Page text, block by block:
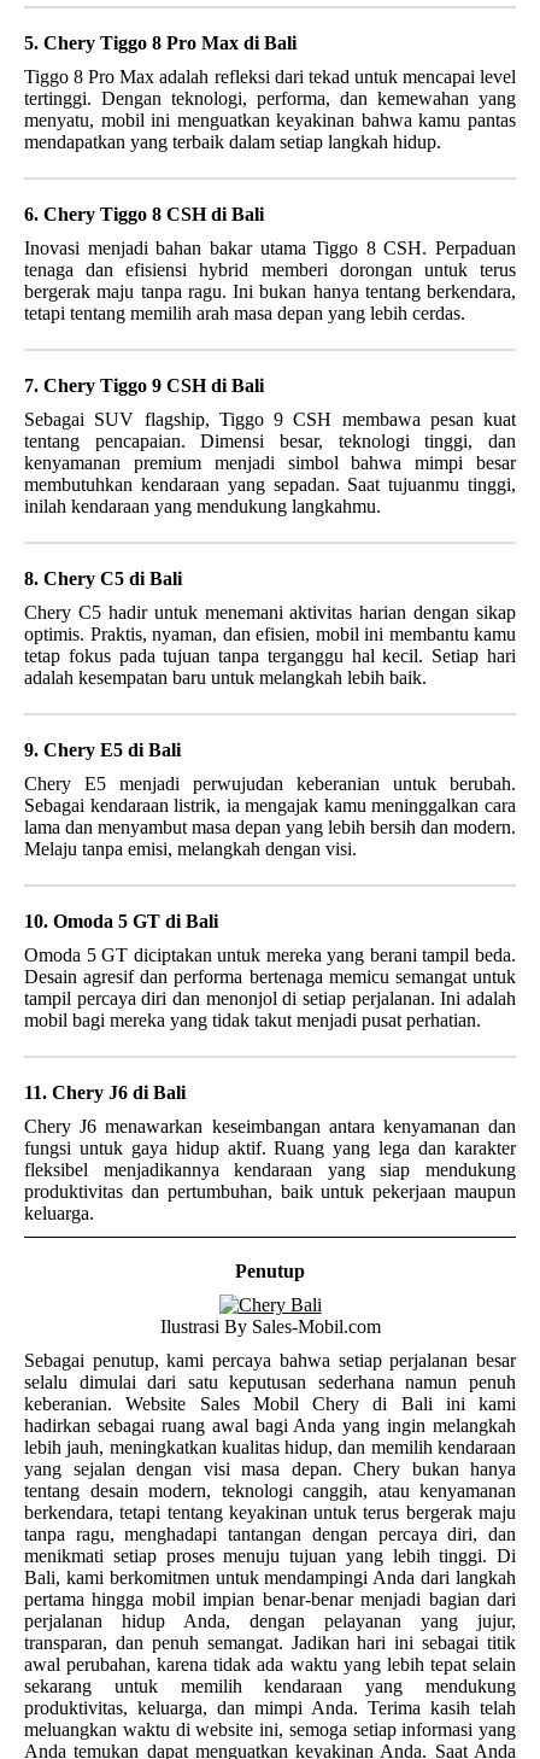
5. Chery Tiggo 8 Pro Max di Bali
Tiggo 8 Pro Max adalah refleksi dari tekad untuk mencapai level
tertinggi. Dengan teknologi, performa, dan kemewahan yang
menyatu, mobil ini menguatkan keyakinan bahwa kamu pantas
mendapatkan yang terbaik dalam setiap langkah hidup.
6. Chery Tiggo 8 CSH di Bali
Inovasi menjadi bahan bakar utama Tiggo 8 CSH. Perpaduan
tenaga dan efisiensi hybrid memberi dorongan untuk terus
bergerak maju tanpa ragu. Ini bukan hanya tentang berkendara,
tetapi tentang memilih arah masa depan yang lebih cerdas.
7. Chery Tiggo 9 CSH di Bali
Sebagai SUV flagship, Tiggo 9 CSH membawa pesan kuat
tentang pencapaian. Dimensi besar, teknologi tinggi, dan
kenyamanan premium menjadi simbol bahwa mimpi besar
membutuhkan kendaraan yang sepadan. Saat tujuanmu tinggi,
inilah kendaraan yang mendukung langkahmu.
8. Chery C5 di Bali
Chery C5 hadir untuk menemani aktivitas harian dengan sikap
optimis. Praktis, nyaman, dan efisien, mobil ini membantu kamu
tetap fokus pada tujuan tanpa terganggu hal kecil. Setiap hari
adalah kesempatan baru untuk melangkah lebih baik.
9. Chery E5 di Bali
Chery E5 menjadi perwujudan keberanian untuk berubah.
Sebagai kendaraan listrik, ia mengajak kamu meninggalkan cara
lama dan menyambut masa depan yang lebih bersih dan modern.
Melaju tanpa emisi, melangkah dengan visi.
10. Omoda 5 GT di Bali
Omoda 5 GT diciptakan untuk mereka yang berani tampil beda.
Desain agresif dan performa bertenaga memicu semangat untuk
tampil percaya diri dan menonjol di setiap perjalanan. Ini adalah
mobil bagi mereka yang tidak takut menjadi pusat perhatian.
11. Chery J6 di Bali
Chery J6 menawarkan keseimbangan antara kenyamanan dan
fungsi untuk gaya hidup aktif. Ruang yang lega dan karakter
fleksibel menjadikannya kendaraan yang siap mendukung
produktivitas dan pertumbuhan, baik untuk pekerjaan maupun
keluarga.
Penutup
Ilustrasi By Sales-Mobil.com
Sebagai penutup, kami percaya bahwa setiap perjalanan besar
selalu dimulai dari satu keputusan sederhana namun penuh
keberanian. Website Sales Mobil Chery di Bali ini kami
hadirkan sebagai ruang awal bagi Anda yang ingin melangkah
lebih jauh, meningkatkan kualitas hidup, dan memilih kendaraan
yang sejalan dengan visi masa depan. Chery bukan hanya
tentang desain modern, teknologi canggih, atau kenyamanan
berkendara, tetapi tentang keyakinan untuk terus bergerak maju
tanpa ragu, menghadapi tantangan dengan percaya diri, dan
menikmati setiap proses menuju tujuan yang lebih tinggi. Di
Bali, kami berkomitmen untuk mendampingi Anda dari langkah
pertama hingga mobil impian benar-benar menjadi bagian dari
perjalanan hidup Anda, dengan pelayanan yang jujur,
transparan, dan penuh semangat. Jadikan hari ini sebagai titik
awal perubahan, karena tidak ada waktu yang lebih tepat selain
sekarang untuk memilih kendaraan yang mendukung
produktivitas, keluarga, dan mimpi Anda. Terima kasih telah
meluangkan waktu di website ini, semoga setiap informasi yang
Anda temukan dapat menguatkan keyakinan Anda. Saat Anda